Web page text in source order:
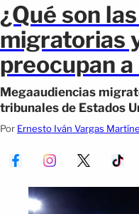
¿Qué son
migratorias
preocupan
Megaaudiencias
tribunales de Estados
posibles riesgos para
Por Ernesto Iván Vargas